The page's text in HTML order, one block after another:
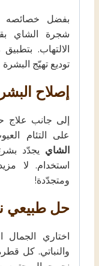
بفضل خصائصه
شجرة الشاي
الالتهاب.
توديع تهيّج
إصلاح
إلى جانب علاج
على التئام
الشاي يجدّد
استخدام. لا
ومتجدّدة!
حل طبيعي
والنباتي. كل